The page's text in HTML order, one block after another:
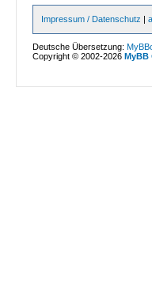
Impressum / Datenschutz |
Deutsche Übersetzung:
Copyright © 2002-2026MyBB